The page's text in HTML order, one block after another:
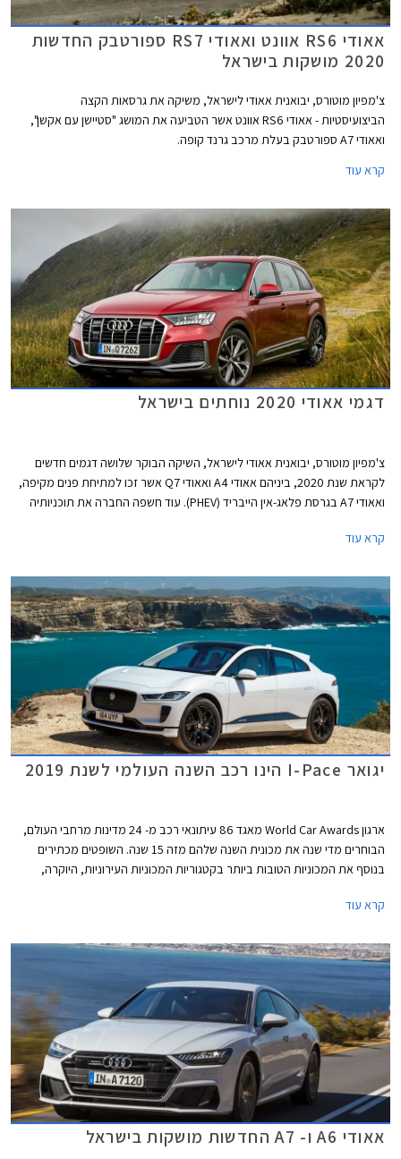
אאודי RS6 אוונט ואאודי RS7 ספורטבק החדשות
2020 מושקות בישראל
צ'מפיון מוטורס, יבואנית אאודי לישראל, משיקה את גרסאות הקצה
הביצועיסטיות - אאודי RS6 אוונט אשר הטביעה את המושג "סטיישן עם אקשן",
ואאודי A7 ספורטבק בעלת מרכב גרנד קופה.
קרא עוד
דגמי אאודי 2020 נוחתים בישראל
צ'מפיון מוטורס, יבואנית אאודי לישראל, השיקה הבוקר שלושה דגמים חדשים
לקראת שנת 2020, ביניהם אאודי A4 ואאודי Q7 אשר זכו למתיחת פנים מקיפה,
ואאודי A7 בגרסת פלאג-אין הייבריד (PHEV). עוד חשפה החברה את תוכניותיה
קרא עוד
יגואר I-Pace הינו רכב השנה העולמי לשנת 2019
ארגון World Car Awards מאגד 86 עיתונאי רכב מ- 24 מדינות מרחבי העולם,
הבוחרים מדי שנה את מכונית השנה שלהם מזה 15 שנה. השופטים מכתירים
בנוסף את המכוניות הטובות ביותר בקטגוריות המכוניות העירוניות, היוקרה,
הרכבים הזוכים מוכרזים בתערוכת ניו יורק המתקיימת בימים אלה.
קרא עוד
אאודי A6 ו- A7 החדשות מושקות בישראל